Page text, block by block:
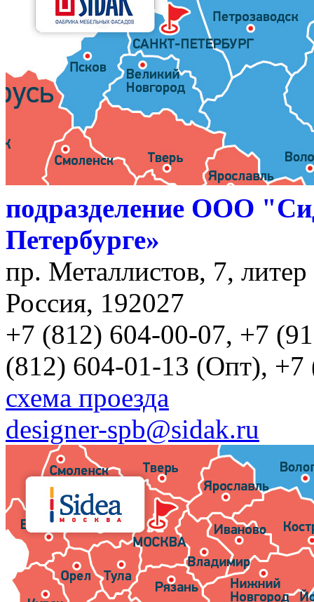
подразделение ООО
Петербурге»
пр. Металлистов, 7,
Россия, 192027
+7 (812) 604-00-07, +7
(812) 604-01-13 (Опт), +7
схема проезда
designer-spb@sidak.ru